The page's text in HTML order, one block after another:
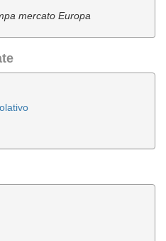
mercato Europa